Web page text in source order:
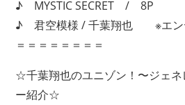
♪ MYSTIC SECRET / 8P
♪ 君空模様 / 千葉翔也 ※エン
＝＝＝＝＝＝＝＝
☆千葉翔也のユニゾン！〜ジェ
ー紹介☆